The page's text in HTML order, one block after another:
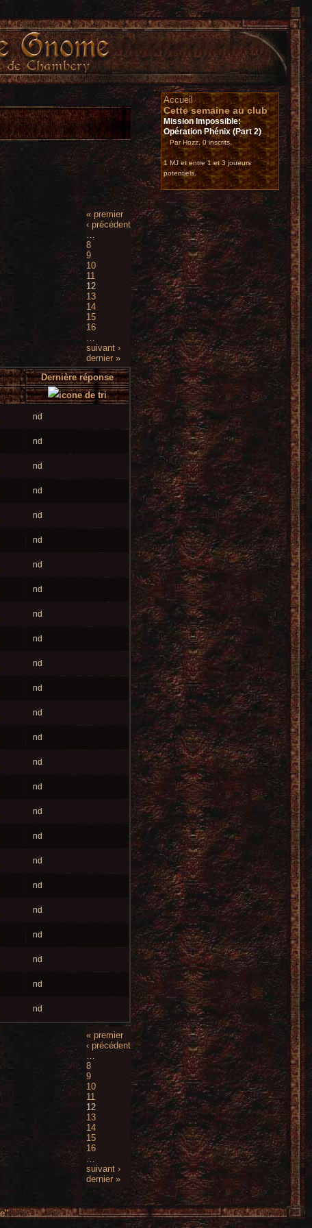
« premier
‹ précédent
…
8
9
10
11
12
13
14
15
16
…
suivant ›
dernier »
Dernière réponse
nd
nd
nd
nd
nd
nd
nd
nd
nd
nd
nd
nd
nd
nd
nd
nd
nd
nd
nd
nd
nd
nd
nd
nd
nd
« premier
‹ précédent
…
8
9
10
11
12
13
14
15
16
…
suivant ›
dernier »
Accueil
Cette semaine au club
Mission Impossible:
Opération Phénix (Part 2)
Par Hozz, 0 inscrits.
1 MJ et entre 1 et 3 joueurs
potentiels.